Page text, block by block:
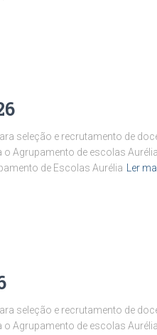
seleção e recrutamento de
Agrupamento de escolas
de Escolas Aurélia
Ler
seleção e recrutamento de
Agrupamento de escolas